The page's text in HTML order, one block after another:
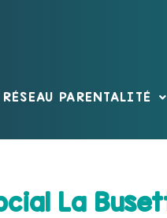
RÉSEAU PARENTALITÉ
La